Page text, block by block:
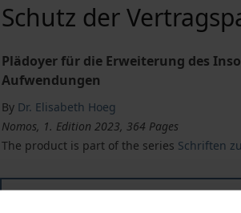
Schutz der
Plädoyer für die Erweiterung des
Aufwendungen
By Dr. Elisabeth Hoeg
Nomos, 1. Edition 2023, 364 Pages
The product is part of the series Schriften
Schutz der Vertragspartner aus § 103